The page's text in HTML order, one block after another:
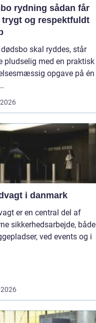
sådan får
trygt og respektfuldt
skal ryddes, står
pludselig med en praktisk
opgave på én
i danmark
er en central del af
sikkerhedsarbejde, både
ved events og i